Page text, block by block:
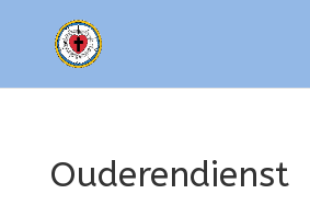
Ouderendienst